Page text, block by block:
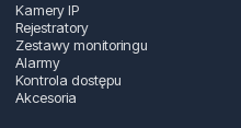
Kamery IP
Rejestratory
Zestawy monitoringu
Alarmy
Kontrola dostępu
Akcesoria